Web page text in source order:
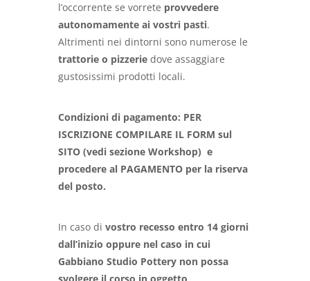
l’occorrente se vorrete provvedere
autonomamente ai vostri pasti.
Altrimenti nei dintorni sono numerose le
trattorie o pizzerie dove assaggiare
gustosissimi prodotti locali.
Condizioni di pagamento: PER
ISCRIZIONE COMPILARE IL FORM sul
SITO (vedi sezione Workshop) e
procedere al PAGAMENTO per la riserva
del posto.
In caso di vostro recesso entro 14 giorni
dall’inizio oppure nel caso in cui
Gabbiano Studio Pottery non possa